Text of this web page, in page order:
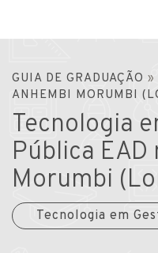
GUIA DE GRADUAÇÃO »
ANHEMBI MORUMBI
Tecnologia
Pública
Morumbi
Tecnologia em